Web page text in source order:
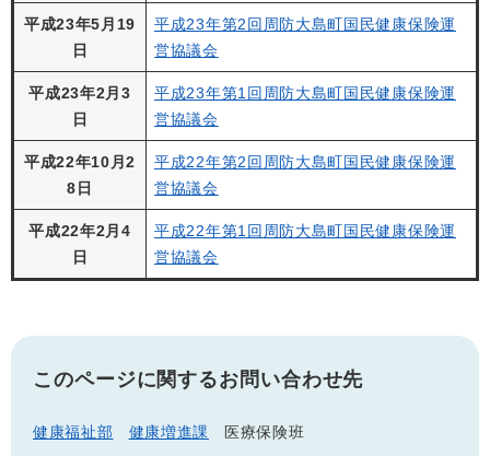
平成23年5月19
日
平成23年第2回周防大島町国民健康保険運
営協議会
平成23年2月3
日
平成23年第1回周防大島町国民健康保険運
営協議会
平成22年10月2
8日
平成22年第2回周防大島町国民健康保険運
営協議会
平成22年2月4
日
平成22年第1回周防大島町国民健康保険運
営協議会
このページに関するお問い合わせ先
健康福祉部 健康増進課
医療保険班